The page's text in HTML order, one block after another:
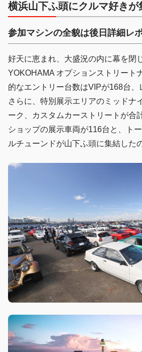
横浜山下ふ頭にクルマ好きが
参加マシンの全貌は後日詳細レ
好天に恵まれ、大盛況の内に幕を閉
YOKOHAMA オプションストリート
的なエントリー台数はVIPが168台、
さらに、特別展示エリアのミッドナ
ーク、カスタムカーストリートが合
ショップの展示車両が116台と、ト
ルチューンドが山下ふ頭に集結した